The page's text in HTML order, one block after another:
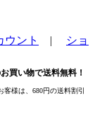
ウント |
ショ
買い物で送料無料！
様は、680円の送料割引